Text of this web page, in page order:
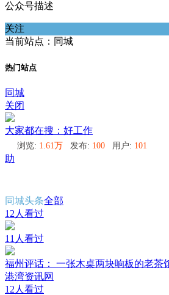
公众号描述
关注
当前站点：同城
热门站点
同城
关闭
大家都在搜：好工作
浏览: 1.61万 发布: 100 用户: 101
助
同城头条全部
12人看过
11人看过
福州评话： 一张木桌两块响板的老茶
港湾资讯网
12人看过